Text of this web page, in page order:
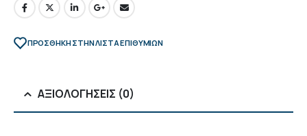
ΠΡΌΣΘΉΚΗ ΣΤΗΝ ΛΊΣΤΑ ΕΠΙΘΥΜΙΏΝ
ΑΞΙΟΛΟΓΉΣΕΙΣ (0)